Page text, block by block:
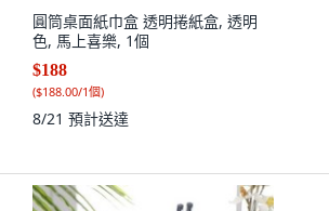
圓筒桌面紙巾盒 透明捲紙盒, 透明
色, 馬上喜樂, 1個
$188
($188.00/1個)
8/21 預計送達